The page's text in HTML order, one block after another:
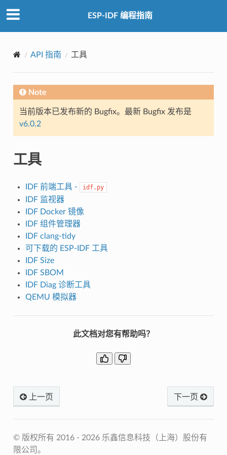
ESP-IDF 编程指南
API 指南 工具
Note
当前版本已发布新的 Bugfix。最新 Bugfix 发布是
v6.0.2
工具
IDF 前端工具 - idf.py
IDF 监视器
IDF Docker 镜像
IDF 组件管理器
IDF clang-tidy
可下载的 ESP-IDF 工具
IDF Size
IDF SBOM
IDF Diag 诊断工具
QEMU 模拟器
此文档对您有帮助吗？
上一页 下一页
© 版权所有 2016 - 2026 乐鑫信息科技（上海）股份有
限公司。